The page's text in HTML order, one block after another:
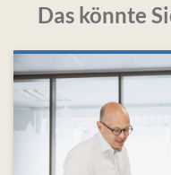
Das könnte